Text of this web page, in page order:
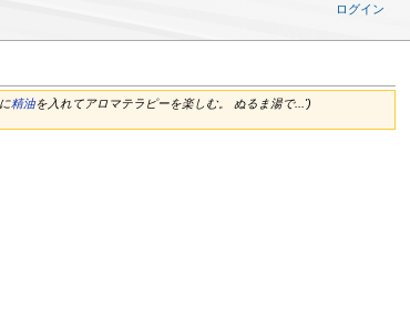
精油を入れてアロマテラピーを楽しむ。 ぬるま湯で...')
ログイン